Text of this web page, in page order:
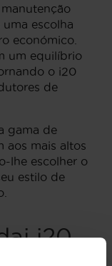
escolha
económico.
um equilíbrio
o i20
de
gama de
aos mais altos
lhe escolher o
estilo de
i20